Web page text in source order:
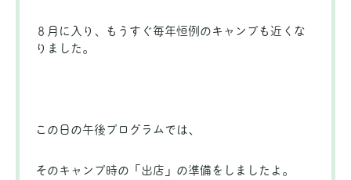
８月に入り、もうすぐ毎年恒例のキャンプも近くな
りました。
この日の午後プログラムでは、
そのキャンプ時の「出店」の準備をしましたよ。